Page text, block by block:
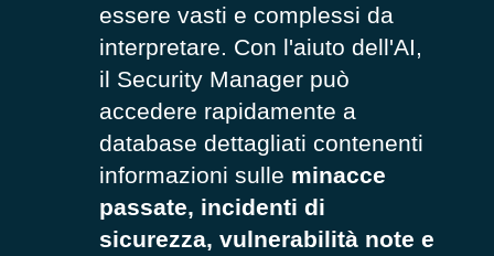
essere vasti e complessi da
interpretare. Con l'aiuto dell'AI,
il Security Manager può
accedere rapidamente a
database dettagliati contenenti
informazioni sulle minacce
passate, incidenti di
sicurezza, vulnerabilità note e